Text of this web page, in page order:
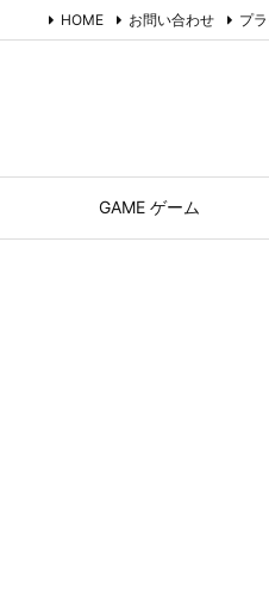
GAME ゲーム
HOME お問い合わせ プ